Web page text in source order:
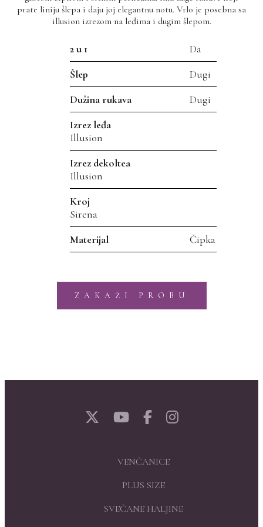
prate liniju šlepa i daju joj elegantnu notu. Vrlo je posebna sa
illusion izrezom na leđima i dugim šlepom.
2 u 1
Da
Šlep
Dugi
Dužina rukava
Dugi
Izrez leđa
Illusion
Izrez dekoltea
Illusion
Kroj
Sirena
Materijal
Čipka
ZAKAŽI PROBU
VENČANICE
PLUS SIZE
SVEČANE HALJINE